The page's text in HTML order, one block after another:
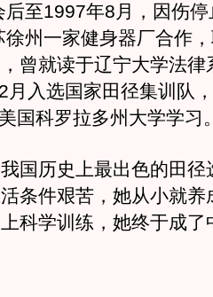
1997年8月，因伤停
州一家健身器厂合作
曾就读于辽宁大学法
月入选国家田径集训队
国科罗拉多州大学学习
历史上最出色的田径
条件艰苦，她从小就养
科学训练，她终于成了